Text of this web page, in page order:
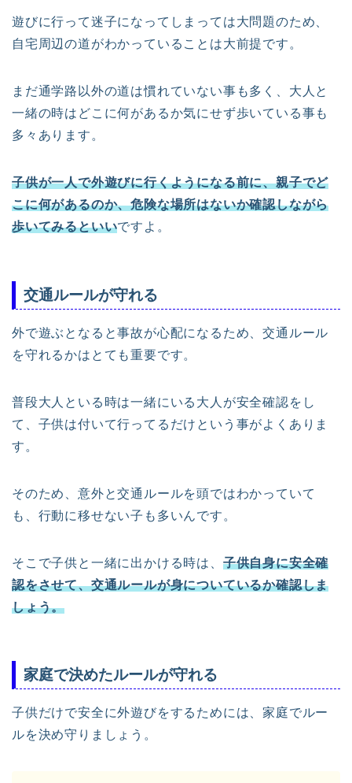
遊びに行って迷子になってしまっては大問題のため、
自宅周辺の道がわかっていることは大前提です。
まだ通学路以外の道は慣れていない事も多く、大人と
一緒の時はどこに何があるか気にせず歩いている事も
多々あります。
子供が一人で外遊びに行くようになる前に、親子でど
こに何があるのか、危険な場所はないか確認しながら
歩いてみるといいですよ。
交通ルールが守れる
外で遊ぶとなると事故が心配になるため、交通ルール
を守れるかはとても重要です。
普段大人といる時は一緒にいる大人が安全確認をし
て、子供は付いて行ってるだけという事がよくありま
す。
そのため、意外と交通ルールを頭ではわかっていて
も、行動に移せない子も多いんです。
そこで子供と一緒に出かける時は、 子供自身に安全確
認をさせて、交通ルールが身についているか確認しま
しょう。
家庭で決めたルールが守れる
子供だけで安全に外遊びをするためには、家庭でルー
ルを決め守りましょう。